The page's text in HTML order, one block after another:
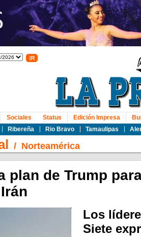
Ribereña Rio Bravo Tamaulipas
Sociales Status Edición Impresa
/ Norteamérica
plan de Trump
Los
Siete